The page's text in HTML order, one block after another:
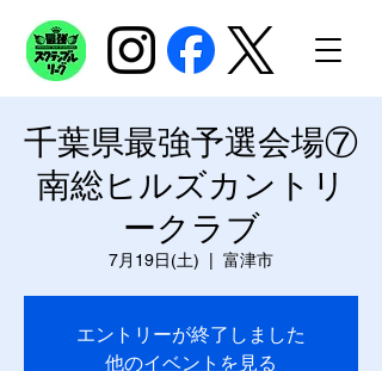
千葉県最強予選会場⑦
南総ヒルズカントリ
ークラブ
7月19日(土) 富津市
エントリーが終了しました
他のイベントを見る